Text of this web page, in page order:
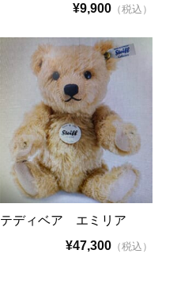
¥9,900 （税込）
テディベア エミリア
¥47,300 （税込）